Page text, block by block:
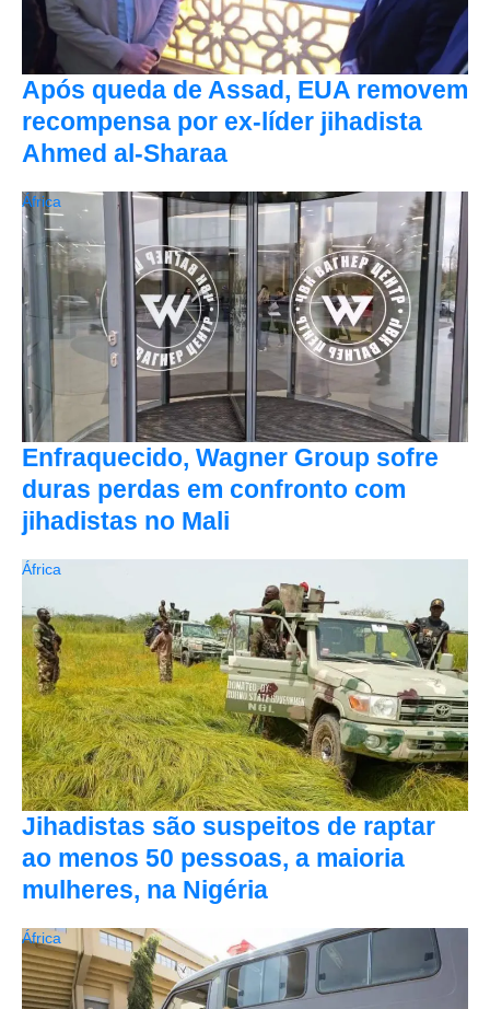
Após queda de Assad, EUA removem
recompensa por ex-líder jihadista
Ahmed al-Sharaa
Enfraquecido, Wagner Group sofre
duras perdas em confronto com
jihadistas no Mali
África
Jihadistas são suspeitos de raptar
ao menos 50 pessoas, a maioria
mulheres, na Nigéria
África
África